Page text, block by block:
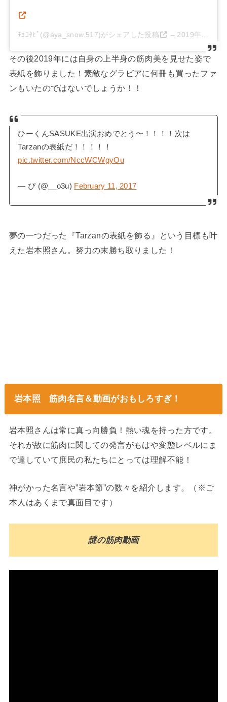
ﾁｮｺﾀﾋﾟ(@aya_snow.517)がシェアした投稿 – 2019年 9月月19日午前12時31分PDT
その後2019年には自身の上半身の筋肉美を見せた姿で
表紙を飾りました！素敵なグラビアに何冊も買ったファ
ンもいたのではないでしょうか！！
ひーくんSASUKE出演おめでとう〜！！！！次は
Tarzanの表紙だ！！！！！
pic.twitter.com/NccWCWgyOu
— ぴ (@__o3u) February 11, 2017
夢の一つだった『Tarzanの表紙を飾る』という目標も叶
えた岩本照さん。努力の末勝ち取りました！
岩本照 筋肉名言＆動画がおもしろすぎ！
岩本照さんは常に真っ向勝負！熱い魂を持った方です。
それが故に筋肉に関しての発言がもはや変態レベルにま
で達していて庶民の私たちにとっては理解不能！
神がかった名言や”岩本節”の数々を紹介します。（※ご
本人はあくまで真面目です）
謎の筋肉動画